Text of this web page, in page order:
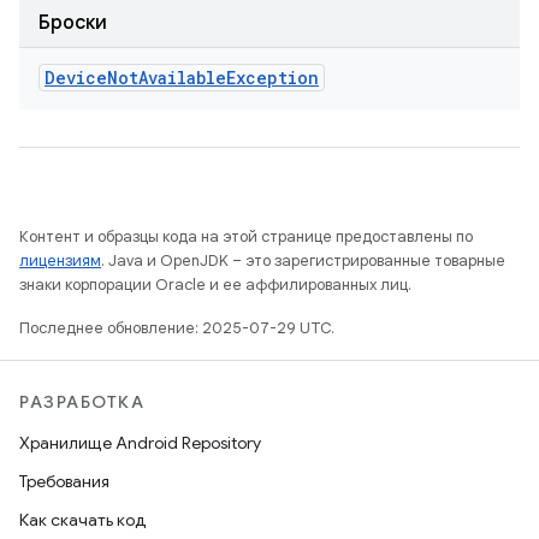
Броски
DeviceNotAvailableException
Контент и образцы кода на этой странице предоставлены по
лицензиям. Java и OpenJDK – это зарегистрированные товарные
знаки корпорации Oracle и ее аффилированных лиц.
Последнее обновление: 2025-07-29 UTC.
РАЗРАБОТКА
Хранилище Android Repository
Требования
Как скачать код